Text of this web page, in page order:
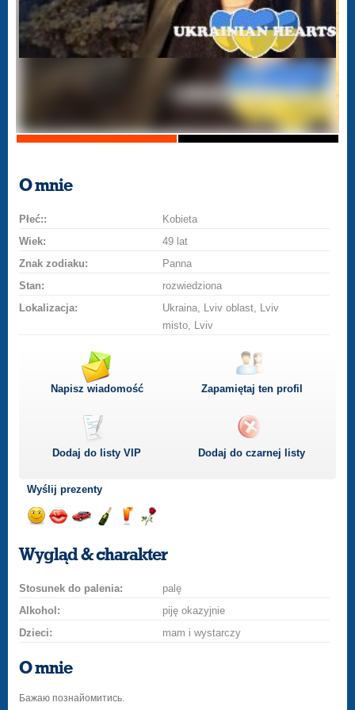
O mnie
Płeć::
Kobieta
Wiek:
49 lat
Znak zodiaku:
Panna
Stan:
rozwiedziona
Lokalizacja:
Ukraina, Lviv oblast, Lviv
misto, Lviv
Napisz wiadomość Zapamiętaj ten profil
Dodaj do listyVIP Dodaj do czarnej listy
Wyślij prezenty
uśmiech
buziakasamochodem
szampana
drinka
różę
Wygląd & charakter
Stosunek do palenia:
palę
Alkohol:
piję okazyjnie
Dzieci:
mam i wystarczy
O mnie
Бажаю познайомитись.